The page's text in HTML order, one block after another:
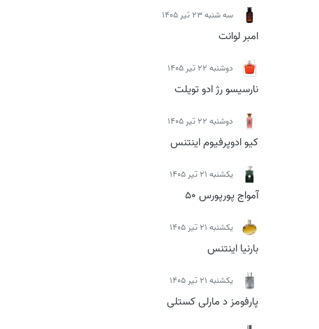
سه شنبه 23 تیر 1405
امبر لوانت
دوشنبه 22 تیر 1405
نارسیسو رژ ادو تویلت
دوشنبه 22 تیر 1405
کیو ادوپرفیوم اینتنس
يكشنبه 21 تیر 1405
آمواج پورپورس 50
يكشنبه 21 تیر 1405
بارنیا اینتنس
يكشنبه 21 تیر 1405
پارفومز د مارلی کستلی